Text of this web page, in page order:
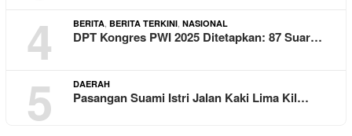
4 BERITA BERITA TERKINI NASIONAL
DPT Kongres PWI 2025 Ditetapkan: 87 Suar…
5 DAERAH
Pasangan Suami Istri Jalan Kaki Lima Kil…